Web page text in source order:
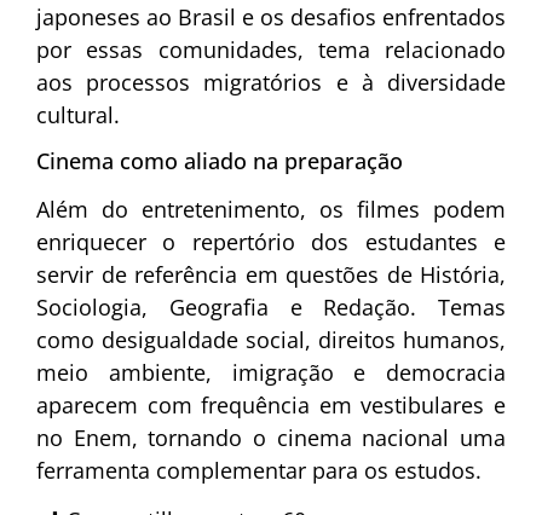
japoneses ao Brasil e os desafios enfrentados
por essas comunidades, tema relacionado
aos processos migratórios e à diversidade
cultural.
Cinema como aliado na preparação
Além do entretenimento, os filmes podem
enriquecer o repertório dos estudantes e
servir de referência em questões de História,
Sociologia, Geografia e Redação. Temas
como desigualdade social, direitos humanos,
meio ambiente, imigração e democracia
aparecem com frequência em vestibulares e
no Enem, tornando o cinema nacional uma
ferramenta complementar para os estudos.